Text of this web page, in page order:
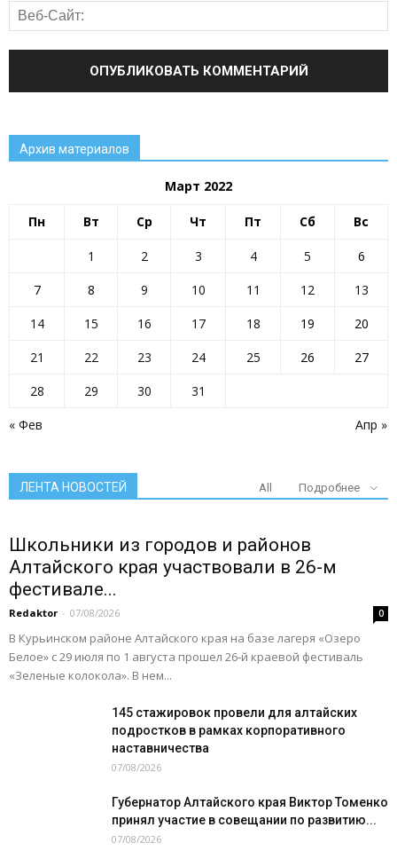
Архив материалов
Март 2022
Пн Вт Ср Чт Пт Сб Вс
« Фев Апр »
1 2 3 4 5
6
7
8 9 10 11 12
13
14
15 16 17 18 19
20
21
22 23 24 25 26
27
28
29 30 31
ЛЕНТА НОВОСТЕЙ All Подробнее
Школьники из городов и районов
Алтайского края участвовали в 26-м
фестивале...
Redaktor - 07/08/2026 0
В Курьинском районе Алтайского края на базе лагеря «Озеро
Белое» с 29 июля по 1 августа прошел 26‑й краевой фестиваль
«Зеленые колокола». В нем...
145 стажировок провели для алтайских
подростков в рамках корпоративного
наставничества
07/08/2026
Губернатор Алтайского края Виктор Томенко
принял участие в совещании по развитию...
07/08/2026